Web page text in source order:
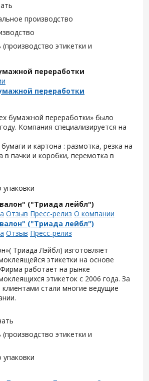
производство
этикетки и
переработки
переработки
бумажной переработки» было
Компания специализируется на
и картона : размотка, резка на
в пачки и коробки, перемотка в
упаковки
("Триада лейбл")
Отзыв Пресс-релиз О компании
("Триада лейбл")
Отзыв Пресс-релиз
Триада Лэйбл) изготовляет
этикетки на основе
работает на рынке
этикеток с 2006 года. За
клиентами стали многие ведущие
этикетки и
упаковки